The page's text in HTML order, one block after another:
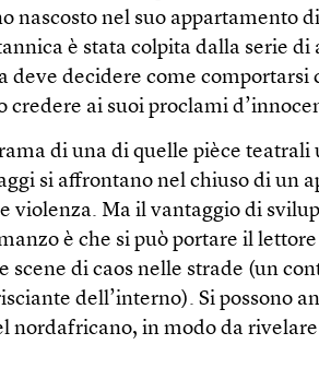
nascosto nel suo appartamento
è stata colpita dalla serie
deve decidere come comportarsi
credere ai suoi proclami
di una di quelle pièce teatrali
si affrontano nel chiuso di un
violenza. Ma il vantaggio di
è che si può portare il
scene di caos nelle strade (un
dell’interno). Si possono
nordafricano, in modo da